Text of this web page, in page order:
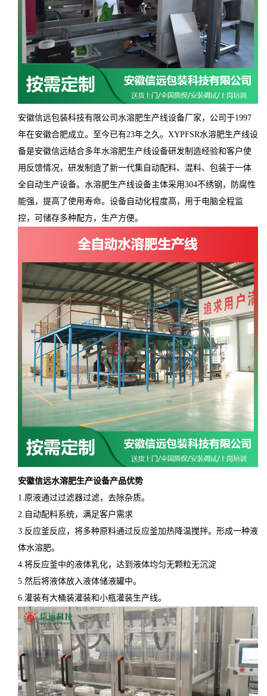
安徽信远包装科技有限公司水溶肥生产线设备厂家，公司于1997
年在安徽合肥成立。至今已有23年之久。XYPFSR水溶肥生产线设
备是安徽信远结合多年水溶肥生产线设备研发制造经验和客户使
用反馈情况，研发制造了新一代集自动配料、混料、包装于一体
全自动生产设备。水溶肥生产线设备主体采用304不绣钢，防腐性
能强，提高了使用寿命。设备自动化程度高，用于电脑全程监
控，可储存多种配方，生产方便。
安徽信远水溶肥生产设备产品优势
1.原液通过过滤器过滤，去除杂质。
2.自动配料系统，满足客户需求
3.反应釜反应，将多种原料通过反应釜加热降温搅拌。形成一种液
体水溶肥。
4.将反应釜中的液体乳化，达到液体均匀无颗粒无沉淀
5.然后将液体放入液体储液罐中。
6.灌装有大桶装灌装和小瓶灌装生产线。